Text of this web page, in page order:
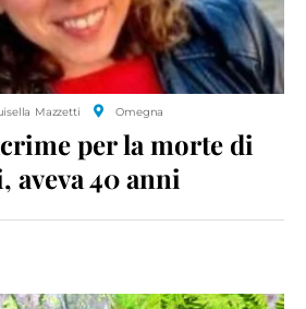
Mazzetti Omegna
per la morte di
aveva 40 anni